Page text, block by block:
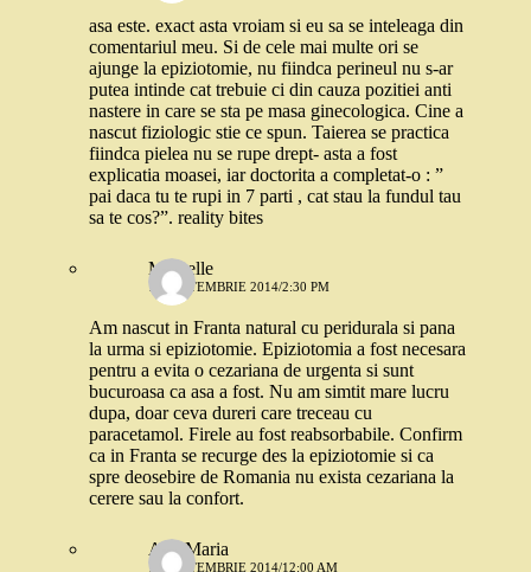
asa este. exact asta vroiam si eu sa se inteleaga din
comentariul meu. Si de cele mai multe ori se
ajunge la epiziotomie, nu fiindca perineul nu s-ar
putea intinde cat trebuie ci din cauza pozitiei anti
nastere in care se sta pe masa ginecologica. Cine a
nascut fiziologic stie ce spun. Taierea se practica
fiindca pielea nu se rupe drept- asta a fost
explicatia moasei, iar doctorita a completat-o : ”
pai daca tu te rupi in 7 parti , cat stau la fundul tau
sa te cos?”. reality bites
Michelle
13 SEPTEMBRIE 2014/2:30 PM
Am nascut in Franta natural cu peridurala si pana
la urma si epiziotomie. Epiziotomia a fost necesara
pentru a evita o cezariana de urgenta si sunt
bucuroasa ca asa a fost. Nu am simtit mare lucru
dupa, doar ceva dureri care treceau cu
paracetamol. Firele au fost reabsorbabile. Confirm
ca in Franta se recurge des la epiziotomie si ca
spre deosebire de Romania nu exista cezariana la
cerere sau la confort.
Ana Maria
19 SEPTEMBRIE 2014/12:00 AM